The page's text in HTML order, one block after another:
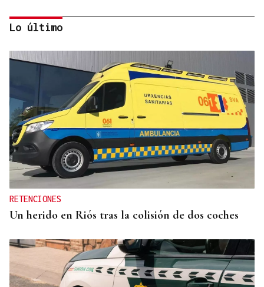
GIRA
El Ballet Folklórico Tupa Marka en gira en España
y Francia
Lo último
RETENCIONES
Un herido en Riós tras la colisión de dos coches